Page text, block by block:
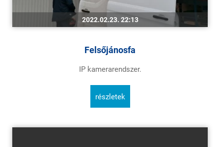
2022.02.23. 22:13
Felsőjánosfa
IP kamerarendszer.
részletek